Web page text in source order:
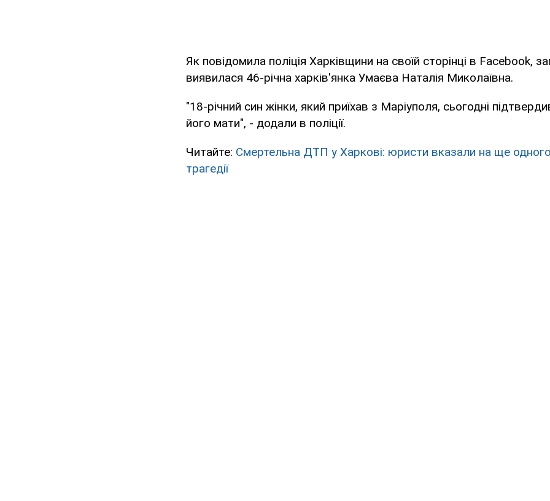
Як повідомила поліція Харківщини на своїй сторінці в Facebook,
виявилася 46-річна харків'янка Умаєва Наталія Миколаївна.
"18-річний син жінки, який приїхав з Маріуполя, сьогодні
його мати", - додали в поліції.
Читайте: Смертельна ДТП у Харкові: юристи вказали на ще
трагедії